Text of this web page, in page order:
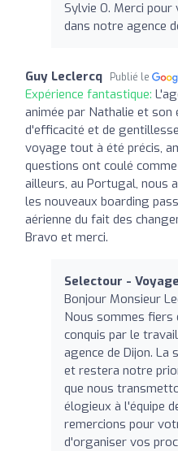
Sylvie O. Merci
dans notre agence
Guy Leclercq Publié le
Expérience fantastique:
animée par Nathalie et son
d'efficacité et de
voyage tout à été précis,
questions ont coulé
ailleurs, au Portugal, nous
les nouveaux boarding
aérienne du fait des
Bravo et merci.
Selectour -
Bonjour Monsieur
Nous sommes fiers
conquis par le
agence de Dijon.
et restera notre
que nous
élogieux à l'équipe
remercions pour
d'organiser vos